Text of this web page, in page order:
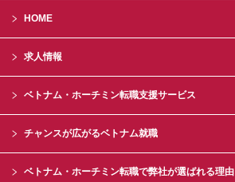
HOME
求人情報
ベトナム・ホーチミン転職支援サービス
チャンスが広がるベトナム就職
ベトナム・ホーチミン転職で弊社が選ばれる理由